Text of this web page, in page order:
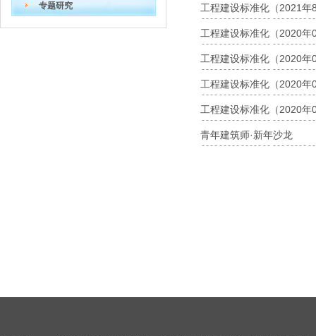
专题研究 工程建设标准化（2021年
工程建设标准化（2020年
工程建设标准化（2020年
工程建设标准化（2020年
工程建设标准化（2020年
青年建筑师·新年沙龙